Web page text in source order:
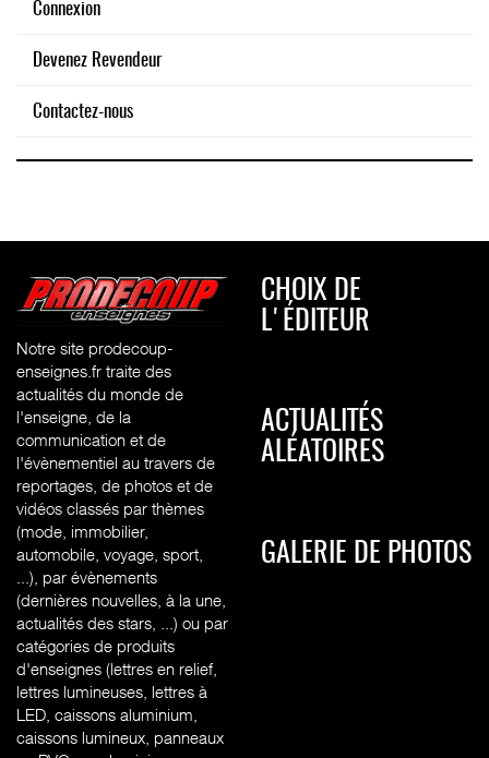
Connexion
Devenez Revendeur
Contactez-nous
Notre site prodecoup-
enseignes.fr traite des
actualités du monde de
l'enseigne, de la
communication et de
l'évènementiel au travers de
reportages, de photos et de
vidéos classés par thèmes
(mode, immobilier,
automobile, voyage, sport,
...), par évènements
(dernières nouvelles, à la une,
actualités des stars, ...) ou par
catégories de produits
d'enseignes (lettres en relief,
lettres lumineuses, lettres à
LED, caissons aluminium,
caissons lumineux, panneaux
CHOIX DE
L'ÉDITEUR
ACTUALITÉS
ALÉATOIRES
GALERIE DE PHOTOS